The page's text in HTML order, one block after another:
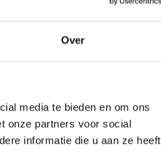
Over
media te bieden en om ons
onze partners voor social
informatie die u aan ze heeft